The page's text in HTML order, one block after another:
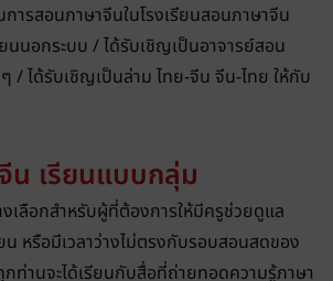
ารสอนภาษาจีนในโรงเรียนสอนภาษาจีน
นนอกระบบ / ได้รับเชิญเป็นอาจารย์สอน
/ ได้รับเชิญเป็นล่าม ไทย-จีน จีน-ไทย ให้กับ
น เรียนแบบกลุ่ม
เลือกสำหรับผู้ที่ต้องการให้มีครูช่วยดูแล
น หรือมีเวลาว่างไม่ตรงกับรอบสอนสดของ
ท่านจะได้เรียนกับสื่อที่ถ่ายทอดความรู้ภาษา